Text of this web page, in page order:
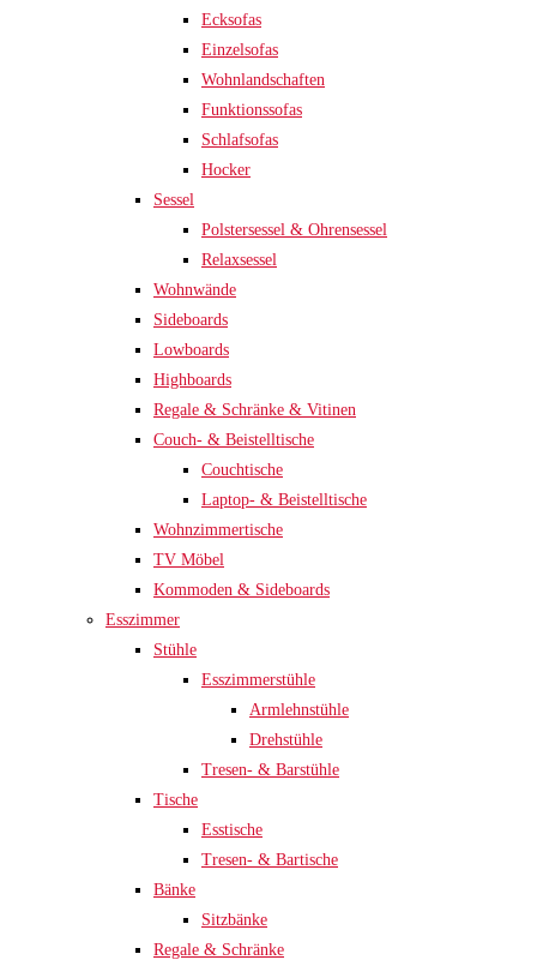
Ecksofas
Einzelsofas
Wohnlandschaften
Funktionssofas
Schlafsofas
Hocker
Sessel
Polstersessel & Ohrensessel
Relaxsessel
Wohnwände
Sideboards
Lowboards
Highboards
Regale & Schränke & Vitinen
Couch- & Beistelltische
Couchtische
Laptop- & Beistelltische
Wohnzimmertische
TV Möbel
Kommoden & Sideboards
Esszimmer
Stühle
Esszimmerstühle
Armlehnstühle
Drehstühle
Tresen- & Barstühle
Tische
Esstische
Tresen- & Bartische
Bänke
Sitzbänke
Regale & Schränke